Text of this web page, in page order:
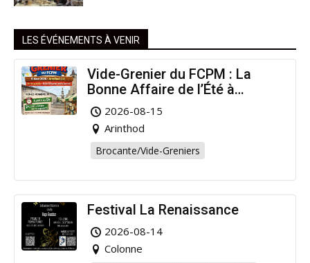
LES ÉVÉNEMENTS À VENIR
Vide-Grenier du FCPM : La
Bonne Affaire de l’Été à
Arinthod !
2026-08-15
Arinthod
Brocante/Vide-Greniers
Festival La Renaissance
2026-08-14
Colonne